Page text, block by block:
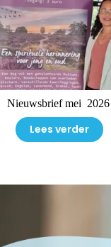
Nieuwsbrief mei 2026
Lees verder